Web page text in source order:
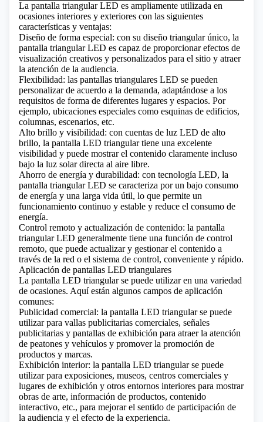
La pantalla triangular LED es ampliamente utilizada en
ocasiones interiores y exteriores con las siguientes
características y ventajas:
Diseño de forma especial: con su diseño triangular único, la
pantalla triangular LED es capaz de proporcionar efectos de
visualización creativos y personalizados para el sitio y atraer
la atención de la audiencia.
Flexibilidad: las pantallas triangulares LED se pueden
personalizar de acuerdo a la demanda, adaptándose a los
requisitos de forma de diferentes lugares y espacios. Por
ejemplo, ubicaciones especiales como esquinas de edificios,
columnas, escenarios, etc.
Alto brillo y visibilidad: con cuentas de luz LED de alto
brillo, la pantalla LED triangular tiene una excelente
visibilidad y puede mostrar el contenido claramente incluso
bajo la luz solar directa al aire libre.
Ahorro de energía y durabilidad: con tecnología LED, la
pantalla triangular LED se caracteriza por un bajo consumo
de energía y una larga vida útil, lo que permite un
funcionamiento continuo y estable y reduce el consumo de
energía.
Control remoto y actualización de contenido: la pantalla
triangular LED generalmente tiene una función de control
remoto, que puede actualizar y gestionar el contenido a
través de la red o el sistema de control, conveniente y rápido.
Aplicación de pantallas LED triangulares
La pantalla LED triangular se puede utilizar en una variedad
de ocasiones. Aquí están algunos campos de aplicación
comunes:
Publicidad comercial: la pantalla LED triangular se puede
utilizar para vallas publicitarias comerciales, señales
publicitarias y pantallas de exhibición para atraer la atención
de peatones y vehículos y promover la promoción de
productos y marcas.
Exhibición interior: la pantalla LED triangular se puede
utilizar para exposiciones, museos, centros comerciales y
lugares de exhibición y otros entornos interiores para mostrar
obras de arte, información de productos, contenido
interactivo, etc., para mejorar el sentido de participación de
la audiencia y el efecto de la experiencia.